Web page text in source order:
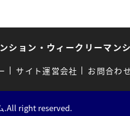
ション・ウィークリーマン
サイト運営会社 お問合わせ
.All right reserved.